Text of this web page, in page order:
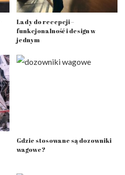
Lady do recepcji –
funkcjonalność i design w
jednym
Gdzie stosowane są dozowniki
wagowe?